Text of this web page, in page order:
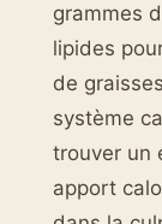
grammes
lipides
de
système
trouver un
apport